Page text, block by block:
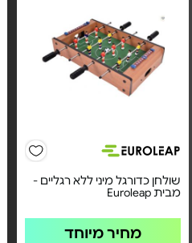
שולחן כדורגל מיני ללא רגליים -
מבית Euroleap
מחיר מיוחד